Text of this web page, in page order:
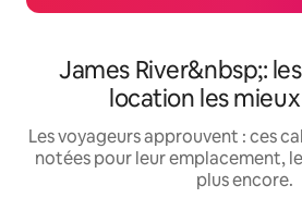
James River&nbsp;:
location les
Les voyageurs approuvent : ces
notées pour leur emplacement,
plus encore.